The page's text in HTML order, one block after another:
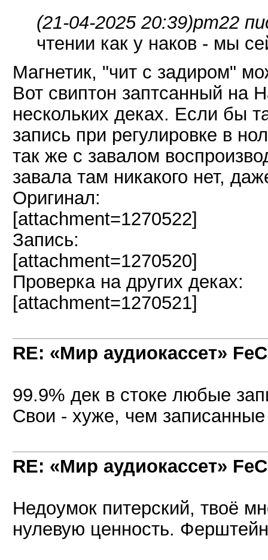
(21-04-2025 20:39)pm22
чтении как у наков - мы
Магнетик, "чит с задиром"
Вот свиптон заптсанный на
нескольких деках. Если бы
запись при регулировке в
так же с завалом
завала там никакого нет,
Оригинал:
[attachment=1270522]
Запись:
[attachment=1270520]
Проверка на других деках:
[attachment=1270521]
RE: «Мир аудиокассет»
99.9% дек в стоке любые
Свои - хуже, чем
RE: «Мир аудиокассет»
Недоумок питерский, твоё
нулевую ценность.